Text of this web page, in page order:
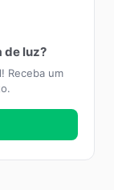
de luz?
Receba um